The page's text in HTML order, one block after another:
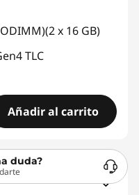
x 16 GB)
TLC
Añadir al carrito
duda?